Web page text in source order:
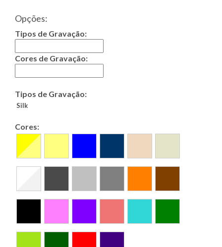
Opções:
Tipos de Gravação:
Cores de Gravação:
Tipos de Gravação:
Silk
Cores: